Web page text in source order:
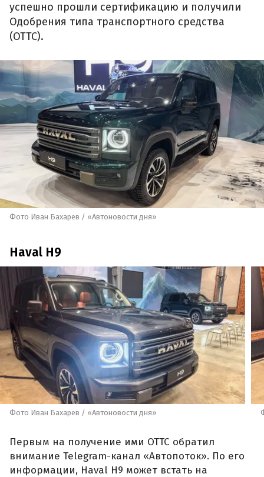
успешно прошли сертификацию и получили
Одобрения типа транспортного средства
(ОТТС).
Фото Иван Бахарев / «Автоновости дня»
Haval H9
Фото Иван Бахарев / «Автоновости дня»
Первым на получение ими ОТТС обратил
внимание Telegram-канал «Автопоток». По его
информации, Haval H9 может встать на